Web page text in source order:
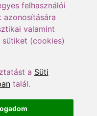
felhasználói
azonosítására
valamint
(cookies)
a Süti
talál.